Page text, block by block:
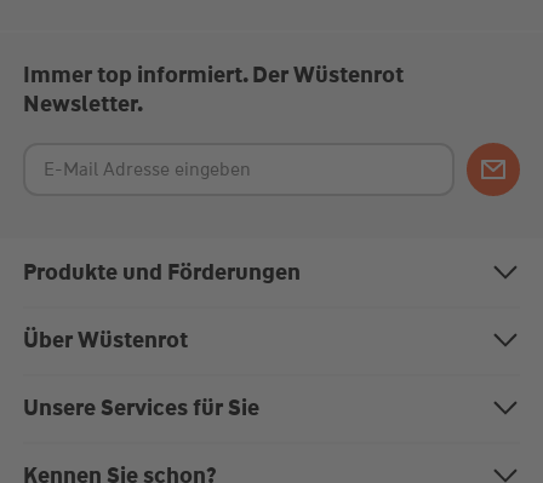
Immer top informiert. Der Wüstenrot
Newsletter.
Produkte und Förderungen
Bausparen
Über Wüstenrot
Über uns
Unsere Services für Sie
Magazin "Mein EigenHeim"
Kennen Sie schon?